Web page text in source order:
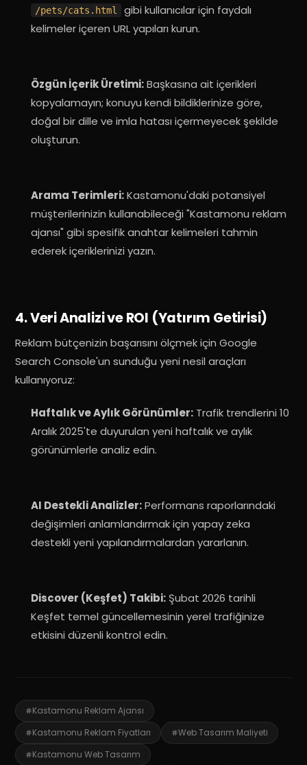
/pets/cats.html
gibi kullanıcılar için faydalı
kelimeler içeren URL yapıları kurun.
Özgün İçerik Üretimi:Başkasına ait içerikleri
kopyalamayın; konuyu kendi bildiklerinize göre,
doğal bir dille ve imla hatası içermeyecek şekilde
oluşturun.
Arama Terimleri:Kastamonu'daki potansiyel
müşterilerinizin kullanabileceği "Kastamonu reklam
ajansı" gibi spesifik anahtar kelimeleri tahmin
ederek içeriklerinizi yazın.
4. Veri Analizi ve ROI (Yatırım Getirisi)
Reklam bütçenizin başarısını ölçmek için Google
Search Console'un sunduğu yeni nesil araçları
kullanıyoruz:
Haftalık ve Aylık Görünümler:Trafik trendlerini 10
Aralık 2025'te duyurulan yeni haftalık ve aylık
görünümlerle analiz edin.
AI Destekli Analizler:Performans raporlarındaki
değişimleri anlamlandırmak için yapay zeka
destekli yeni yapılandırmalardan yararlanın.
Discover (Keşfet) Takibi:Şubat 2026 tarihli
Keşfet temel güncellemesinin yerel trafiğinize
etkisini düzenli kontrol edin.
Kastamonu Reklam Ajansı
Kastamonu Reklam Fiyatları
Web Tasarım Maliyeti
Kastamonu Web Tasarım